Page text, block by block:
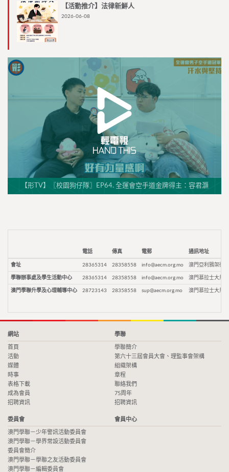
【活動推介】法律新鮮人
2026-06-08
【形TV】〖校園狗仔隊〗EP64. 全運會空手道金牌得主：容君灝
電話 傳真 電郵 通訊地址
會址 28365314 28358558 info@aecm.org.mo 澳門亞利鴉架街9
學聯辦事處及學生活動中心 28365314 28358558 info@aecm.org.mo 澳門慕拉士大馬
澳門學聯升學及心理輔導中心 28723143 28358558 sup@aecm.org.mo 澳門慕拉士大馬
網站
首頁
活動
媒體
時事
表格下載
成為會員
招聘資訊
學聯
學聯簡介
第六十三屆會員大會、理監事會架構
組織架構
章程
聯絡我們
75周年
招聘資訊
委員會
澳門學聯－少年警訊活動委員會
澳門學聯－學界常設活動委員會
委員會簡介
澳門學聯－學聯之友活動委員會
澳門學聯－編輯委員會
會員中心